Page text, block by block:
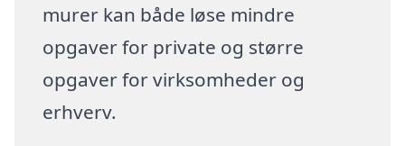
murer kan både løse mindre
opgaver for private og større
opgaver for virksomheder og
erhverv.